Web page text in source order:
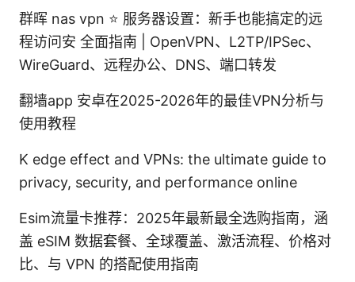
群晖 nas vpn ⭐ 服务器设置：新手也能搞定的远
程访问安 全面指南 | OpenVPN、L2TP/IPSec、
WireGuard、远程办公、DNS、端口转发
翻墙app 安卓在2025-2026年的最佳VPN分析与
使用教程
K edge effect and VPNs: the ultimate guide to
privacy, security, and performance online
Esim流量卡推荐：2025年最新最全选购指南，涵
盖 eSIM 数据套餐、全球覆盖、激活流程、价格对
比、与 VPN 的搭配使用指南